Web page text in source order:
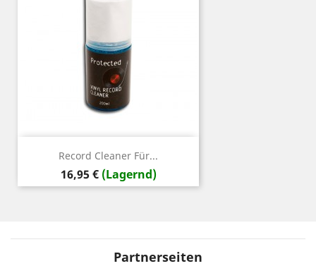
Record Cleaner Für...
Preis
16,95 € (Lagernd)
Partnerseiten